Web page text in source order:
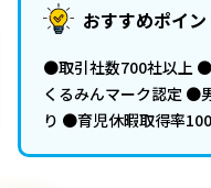
おすすめポイン
●取引社数700社以上
くるみんマーク認定 ●
り ●育児休暇取得率